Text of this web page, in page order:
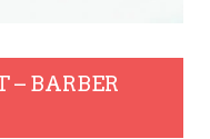
BARBER